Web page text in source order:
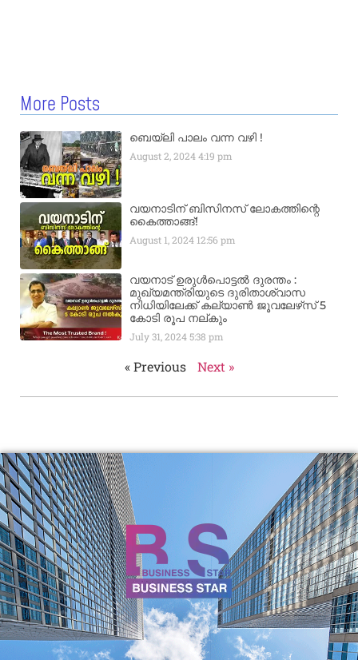
More Posts
ബെയ്‌ലി പാലം വന്ന വഴി !
August 2, 20244:19 pm
വയനാടിന് ബിസിനസ് ലോകത്തിന്റെ
കൈത്താങ്ങ്!
August 1, 2024 12:56 pm
വയനാട് ഉരുള്‍പൊട്ടൽ ദുരന്തം :
മുഖ്യമന്ത്രിയുടെ ദുരിതാശ്വാസ
നിധിയിലേക്ക് കല്യാണ്‍ ജൂവലേഴ്‌സ് 5
കോടി രൂപ നല്‌കും
July 31, 20245:38 pm
« Previous Next »